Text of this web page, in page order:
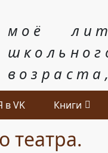
моё
в VK Книги
театра.